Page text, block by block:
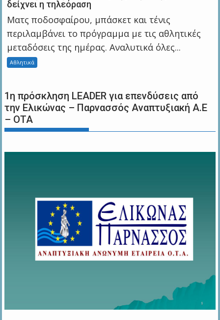
δείχνει η τηλεόραση
Ματς ποδοσφαίρου, μπάσκετ και τένις
περιλαμβάνει το πρόγραμμα με τις αθλητικές
μεταδόσεις της ημέρας. Αναλυτικά όλες...
Αθλητικά
1η πρόσκληση LEADER για επενδύσεις από
την Ελικώνας – Παρνασσός Αναπτυξιακή Α.Ε
– ΟΤΑ